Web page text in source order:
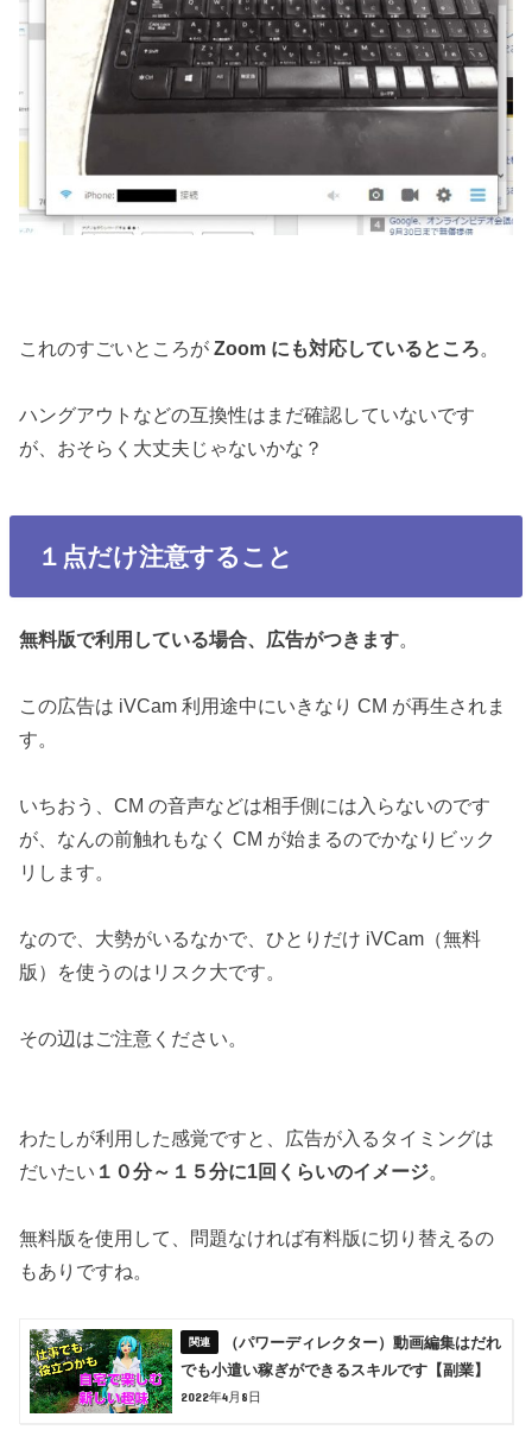
これのすごいところが Zoom にも対応しているところ。
ハングアウトなどの互換性はまだ確認していないです
が、おそらく大丈夫じゃないかな？
１点だけ注意すること
無料版で利用している場合、広告がつきます。
この広告は iVCam 利用途中にいきなり CM が再生されま
す。
いちおう、CM の音声などは相手側には入らないのです
が、なんの前触れもなく CM が始まるのでかなりビック
リします。
なので、大勢がいるなかで、ひとりだけ iVCam（無料
版）を使うのはリスク大です。
その辺はご注意ください。
わたしが利用した感覚ですと、広告が入るタイミングは
だいたい １０分～１５分に1回くらいのイメージ。
無料版を使用して、問題なければ有料版に切り替えるの
もありですね。
（パワーディレクター）動画編集はだれ
でも小遣い稼ぎができるスキルです【副業】
2022年4月8日